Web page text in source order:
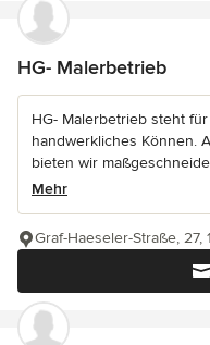
HG- Malerbetrieb
HG- Malerbetrieb steht
handwerkliches Können.
bieten wir
Mehr
Graf-Haeseler-Straße, 27,